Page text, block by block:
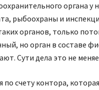
органа
рыбоохраны и
органов, только
но орган в составе
Сути дела это не
по счету контора,